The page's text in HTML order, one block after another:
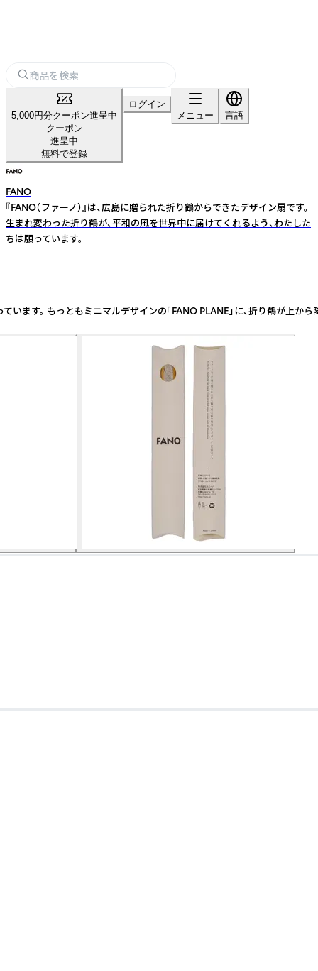
5,000円分クーポン進呈中
クーポン
進呈中
無料で登録
ログイン
メニュー
言語
FANO
『FANO（ファーノ）』は、広島に贈られた折り鶴からできたデザイン扇です。
生まれ変わった折り鶴が、平和の風を世界中に届けてくれるよう、わたした
ちは願っています。
もっともミニマルデザインの「FANO PLANE」に、折り鶴が上